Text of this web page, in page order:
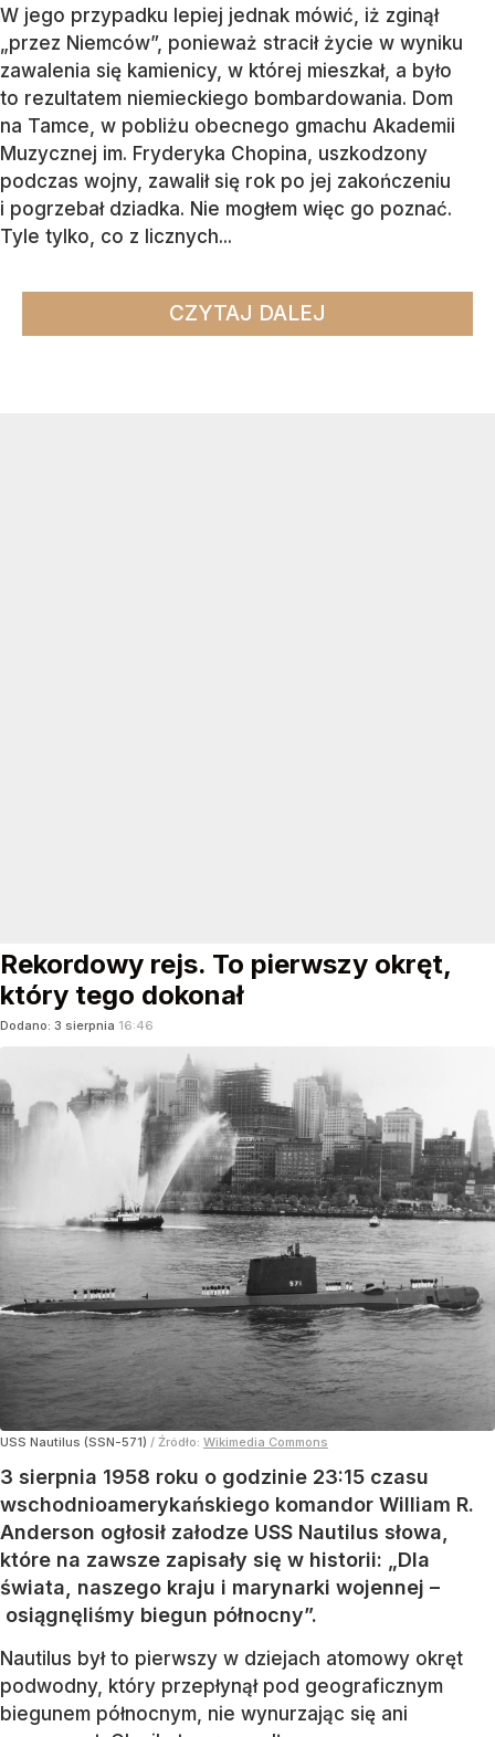
W jego przypadku lepiej jednak mówić, iż zginął
„przez Niemców”, ponieważ stracił życie w wyniku
zawalenia się kamienicy, w której mieszkał, a było
to rezultatem niemieckiego bombardowania. Dom
na Tamce, w pobliżu obecnego gmachu Akademii
Muzycznej im. Fryderyka Chopina, uszkodzony
podczas wojny, zawalił się rok po jej zakończeniu
i pogrzebał dziadka. Nie mogłem więc go poznać.
Tyle tylko, co z licznych...
CZYTAJ DALEJ
Rekordowy rejs. To pierwszy okręt,
który tego dokonał
Dodano: 3 sierpnia 16:46
USS Nautilus (SSN-571) / Źródło: Wikimedia Commons
3 sierpnia 1958 roku o godzinie 23:15 czasu
wschodnioamerykańskiego komandor William R.
Anderson ogłosił załodze USS Nautilus słowa,
które na zawsze zapisały się w historii: „Dla
świata, naszego kraju i marynarki wojennej –
osiągnęliśmy biegun północny”.
Nautilus był to pierwszy w dziejach atomowy okręt
podwodny, który przepłynął pod geograficznym
biegunem północnym, nie wynurzając się ani